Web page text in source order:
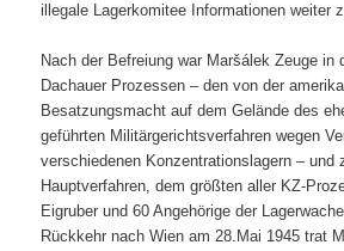
illegale Lagerkomitee Informationen weiter
Nach der Befreiung war Maršálek Zeuge in
Dachauer Prozessen – den von der
Besatzungsmacht auf dem Gelände des
geführten Militärgerichtsverfahren wegen
verschiedenen Konzentrationslagern – und
Hauptverfahren, dem größten aller KZ-
Eigruber und 60 Angehörige der
Rückkehr nach Wien am 28.Mai 1945 trat